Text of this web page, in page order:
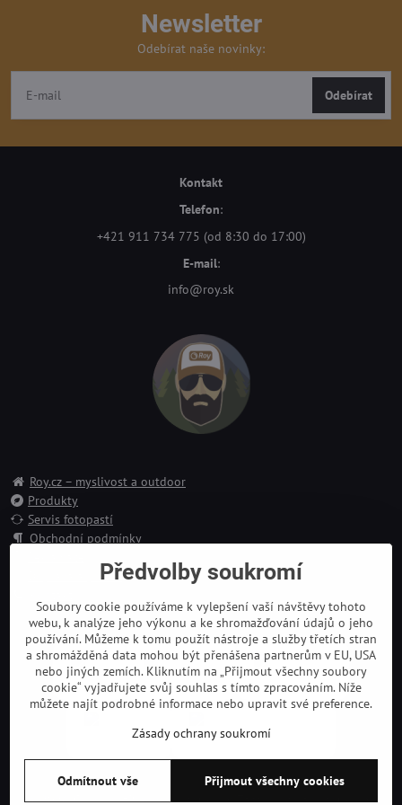
Newsletter
Odebírat naše novinky:
Odebírat
Kontakt
Telefon:
+421 911 734 775 (od 8:30 do 17:00)
E-mail:
info@roy.sk
Roy.cz – myslivost a outdoor
Produkty
Servis fotopastí
Obchodní podmínky
Doprava a platba
©2026CopyrightPředvolby soukromíZásady ochrany soukromí
Předvolby soukromí
Soubory cookie používáme k vylepšení vaší návštěvy tohoto
webu, k analýze jeho výkonu a ke shromažďování údajů o jeho
používání. Můžeme k tomu použít nástroje a služby třetích stran
a shromážděná data mohou být přenášena partnerům v EU, USA
nebo jiných zemích. Kliknutím na „Přijmout všechny soubory
cookie“ vyjadřujete svůj souhlas s tímto zpracováním. Níže
můžete najít podrobné informace nebo upravit své preference.
Zásady ochrany soukromí
Přijmout všechny cookies
Odmítnout vše